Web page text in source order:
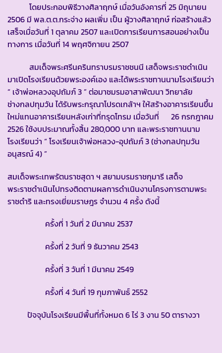
โดยประกอบพิธีวางศิลาฤกษ์ เมื่อวันอังคารที่ 25 มิถุนายน
2506 มี พล.ต.ต.กระจ่าง ผลเพิ่ม เป็น ผู้วางศิลาฤกษ์ ก่อสร้างแล้ว
เสร็จเมื่อวันที่ 1 ตุลาคม 2507 และเปิดการเรียนการสอนอย่างเป็น
ทางการ เมื่อวันที่ 14 พฤศจิกายน 2507
สมเด็จพระศรีนครินทราบรมราชชนนี เสด็จพระราชดำเนิน
มาเปิดโรงเรียนด้วยพระองค์เอง และได้พระราชทานนามโรงเรียนว่า
“ เจ้าพ่อหลวงอุปถัมภ์ 3 ” ต่อมาชมรมอาสาพัฒนา วิทยาลัย
ช่างกลปทุมวัน ได้รับพระกรุณาโปรดเกล้าฯ ให้สร้างอาคารเรียนขึ้น
ใหม่แทนอาคารเรียนหลังเก่าที่ทรุดโทรม เมื่อวันที่ 26 กรกฎาคม
2526 ใช้งบประมาณทั้งสิ้น 280,000 บาท และพระราชทานนาม
โรงเรียนว่า “ โรงเรียนเจ้าพ่อหลวง-อุปถัมภ์ 3 (ช่างกลปทุมวัน
อนุสรณ์ 4) ”
สมเด็จพระเทพรัตนราชสุดา ฯ สยามบรมราชกุมารี เสด็จ
พระราชดำเนินไปทรงติดตามผลการดำเนินงานโครงการตามพระ
ราชดำริ และทรงเยี่ยมราษฎร จำนวน 4 ครั้ง ดังนี้
ครั้งที่ 1 วันที่ 2 มีนาคม 2537
ครั้งที่ 2 วันที่ 9 ธันวาคม 2543
ครั้งที่ 3 วันที่ 1 มีนาคม 2549
ครั้งที่ 4 วันที่ 19 กุมภาพันธ์ 2552
ปัจจุบันโรงเรียนมีพื้นที่ทั้งหมด 6 ไร่ 3 งาน 50 ตารางวา